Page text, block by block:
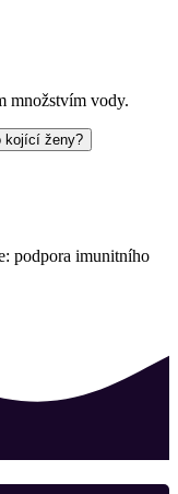
množstvím vody.
kojící ženy?
podpora imunitního